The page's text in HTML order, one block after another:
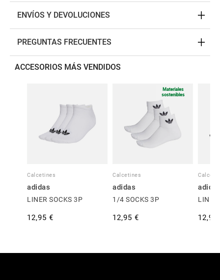
ENVÍOS Y DEVOLUCIONES
PREGUNTAS FRECUENTES
ACCESORIOS MÁS VENDIDOS
Calcetines
adidas
LINER SOCKS 3P
12,95 €
Materiales
sostenibles
Calcetines
adidas
1/4 SOCKS 3P
12,95 €
LINER
12,95